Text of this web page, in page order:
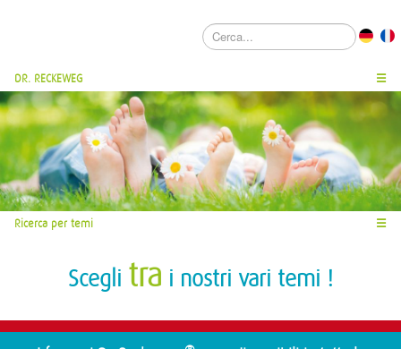
DR. RECKEWEG ☰
Ricerca per temi ☰
Scegli tra i nostri vari temi !